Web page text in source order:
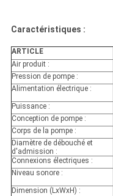
Caractéristiques :
ARTICLE
Air produit :
Pression de pompe :
Alimentation électrique :
Puissance :
Conception de pompe :
Corps de la pompe :
Diamètre de débouché et
d'admission :
Connexions électriques :
Niveau sonore :
Dimension (LxWxH) :